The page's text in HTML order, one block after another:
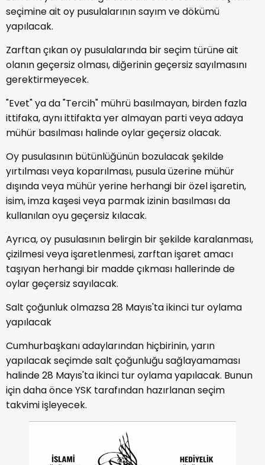
seçimine ait oy pusulalarının sayım ve dökümü
yapılacak.
Zarftan çıkan oy pusulalarında bir seçim türüne ait
olanın geçersiz olması, diğerinin geçersiz sayılmasını
gerektirmeyecek.
"Evet" ya da "Tercih" mührü basılmayan, birden fazla
ittifaka, aynı ittifakta yer almayan parti veya adaya
mühür basılması halinde oylar geçersiz olacak.
Oy pusulasının bütünlüğünün bozulacak şekilde
yırtılması veya koparılması, pusula üzerine mühür
dışında veya mühür yerine herhangi bir özel işaretin,
isim, imza kaşesi veya parmak izinin basılması da
kullanılan oyu geçersiz kılacak.
Ayrıca, oy pusulasının belirgin bir şekilde karalanması,
çizilmesi veya işaretlenmesi, zarftan işaret amacı
taşıyan herhangi bir madde çıkması hallerinde de
oylar geçersiz sayılacak.
Salt çoğunluk olmazsa 28 Mayıs'ta ikinci tur oylama
yapılacak
Cumhurbaşkanı adaylarından hiçbirinin, yarın
yapılacak seçimde salt çoğunluğu sağlayamaması
halinde 28 Mayıs'ta ikinci tur oylama yapılacak. Bunun
için daha önce YSK tarafından hazırlanan seçim
takvimi işleyecek.